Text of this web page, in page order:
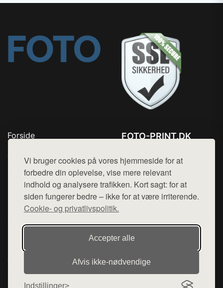
Vi bruger cookies på vores hjemmeside for at
forbedre din oplevelse, vise mere relevant
indhold og analysere trafikken. Kort sagt: for at
siden fungerer bedre – ikke for at være irriterende.
Cookie- og privatlivspolitik.
Accepter alle
Afvis ikke‑nødvendige
Indstillinger
Forside
Top Rabatter
Kontakt
FOTO-PRINT.DK
Mail: hej@want.dk
Cookie- og privatlivspolitik
Denne side er en del af want.dk, der udgiver en række
hjemmesider med præsentation af forskellige produkter fra
diverse webshops. Der sælges ikke varer fra denne side - vi
varerne på lager.